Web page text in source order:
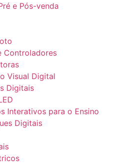
e Pós-venda
Controladores
Visual Digital
Digitais
Interativos para o Ensino
Digitais